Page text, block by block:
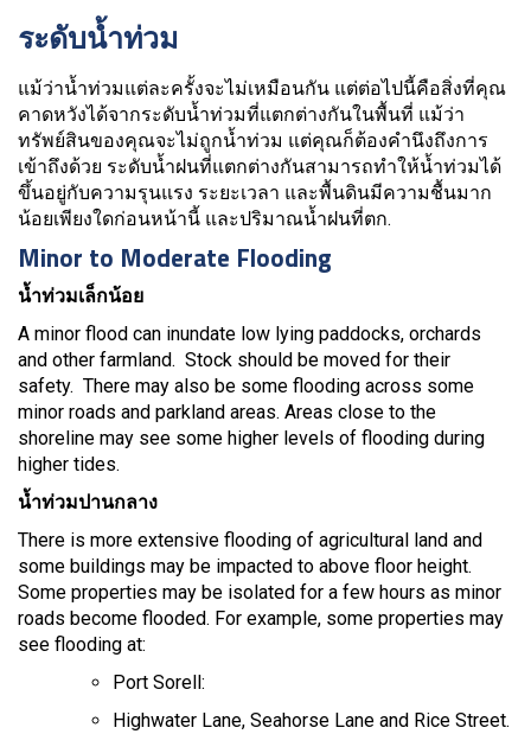
ระดับน้ำท่วม
แม้ว่าน้ำท่วมแต่ละครั้งจะไม่เหมือนกัน แต่ต่อไปนี้คือสิ่งที่คุณ
คาดหวังได้จากระดับน้ำท่วมที่แตกต่างกันในพื้นที่ แม้ว่า
ทรัพย์สินของคุณจะไม่ถูกน้ำท่วม แต่คุณก็ต้องคำนึงถึงการ
เข้าถึงด้วย ระดับน้ำฝนที่แตกต่างกันสามารถทำให้น้ำท่วมได้
ขึ้นอยู่กับความรุนแรง ระยะเวลา และพื้นดินมีความชื้นมาก
น้อยเพียงใดก่อนหน้านี้ และปริมาณน้ำฝนที่ตก.
Minor to Moderate Flooding
น้ำท่วมเล็กน้อย
A minor flood can inundate low lying paddocks, orchards
and other farmland. Stock should be moved for their
safety. There may also be some flooding across some
minor roads and parkland areas. Areas close to the
shoreline may see some higher levels of flooding during
higher tides.
น้ำท่วมปานกลาง
There is more extensive flooding of agricultural land and
some buildings may be impacted to above floor height.
Some properties may be isolated for a few hours as minor
roads become flooded. For example, some properties may
see flooding at:
Port Sorell:
Highwater Lane, Seahorse Lane and Rice Street.